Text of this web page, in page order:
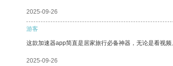
2025-09-26
游客
这款加速器app简直是居家旅行必备神器，无论是看视
2025-09-26